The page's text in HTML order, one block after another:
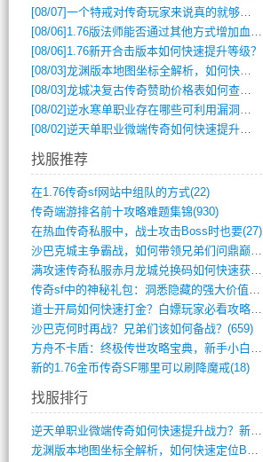
[08/07]一个特戒对传奇玩家来说真的就够用了吗？
[08/06] 1.76版法师能否通过其他方式增加血量？
[08/06] 1.76新开合击版本如何快速提升等级？
[08/03]龙渊版本地图坐标全解析，如何快速定位BOSS位置？
[08/03]龙城决复古传奇赞助价格表如何查询？
[08/02]逆水寒单职业存在哪些可利用漏洞？如何快速提升战力？
[08/02]逆天单职业微端传奇如何快速提升战力？新手必看攻略
找服推荐
在1.76传奇sf网站中组队的方式(22)
传奇端游排名前十攻略难题集锦(930)
在热血传奇私服中，战士攻击Boss时也要(27)
沙巴克城主争霸战，如何带领兄弟们问鼎巅峰(565)
满攻速传奇私服赤月龙城兑换码如何快速获取(676)
传奇sf中的神秘礼包：洞悉隐藏的强大价值(427)
道士开局如何快速打金？白嫖玩家必看攻略(5)
沙巴克何时再战？兄弟们该如何备战？(659)
方舟不卡盾：终极传世攻略宝典，新手小白逆(495)
新的1.76金币传奇SF哪里可以刷降魔戒(18)
找服排行
逆天单职业微端传奇如何快速提升战力？新手(4)
龙渊版本地图坐标全解析，如何快速定位BO(3)